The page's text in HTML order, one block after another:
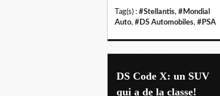
Tag(s) : #Stellantis, #Mondial
Auto, #DS Automobiles, #PSA
DS Code X: un SUV
qui a de la classe!